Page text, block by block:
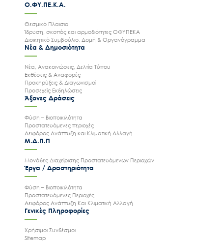
Ο.ΦΥ.ΠΕ.Κ.Α.
Θεσμικό Πλαισιο
Ίδρυση, σκοπός και αρμοδιότητες ΟΦΥΠΕΚΑ
Διοικητικό Συμβούλιο, Δομή & Οργανόγραμμα
Νέα & Δημοσιότητα
Νέα, Ανακοινώσεις, Δελτία Τύπου
Εκθέσεις & Αναφορές
Προκηρύξεις & Διαγωνισμοί
Προσεχείς Εκδηλώσεις
Άξονες Δράσεις
Φύση – Βιοποικιλότητα
Προστατευόμενες περιοχές
Αειφόρος Ανάπτυξη και Κλιματική Αλλαγή
Μ.Δ.Π.Π
Μονάδες Διαχείρισης Προστατευόμενων Περιοχών
Έργα / Δραστηριότητα
Φύση – Βιοποικιλότητα
Προστατευόμενες Περιοχές
Αειφόρος Ανάπτυξη Και Κλιματική Αλλαγή
Γενικές Πληροφορίες
Χρήσιμοι Συνδέσμοι
Sitemap